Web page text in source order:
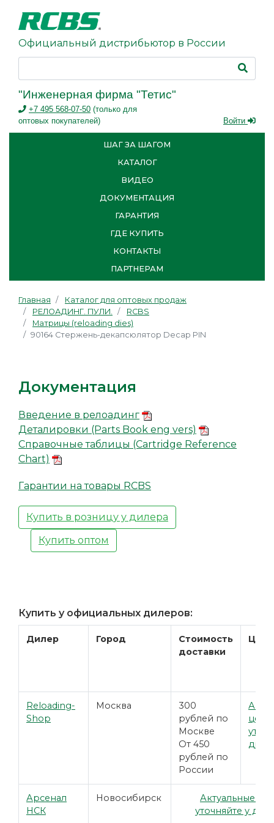
Официальный дистрибьютор в России
"Инженерная фирма "Тетис"
+7 495 568-07-50 (только для
оптовых покупателей)
Войти
ШАГ ЗА ШАГОМ
КАТАЛОГ
ВИДЕО
ДОКУМЕНТАЦИЯ
ГАРАНТИЯ
ГДЕ КУПИТЬ
КОНТАКТЫ
ПАРТНЕРАМ
Главная
Каталог для оптовых продаж
РЕЛОАДИНГ. ПУЛИ.
RCBS
Матрицы (reloading dies)
90164 Стержень-декапсюлятор Decap PIN
Документация
Введение в релоадинг
Деталировки (Parts Book eng vers)
Справочные таблицы (Cartridge Reference
Chart)
Гарантии на товары RCBS
Купить в розницу у дилера
Купить оптом
Купить у официальных дилеров:
Дилер Город
Стоимость
доставки
Reloading-
Shop
Москва
300
рублей по
Москве
От 450
рублей по
России
цены
Арсенал
НСК
Новосибирск
Актуальные
уточняйте у